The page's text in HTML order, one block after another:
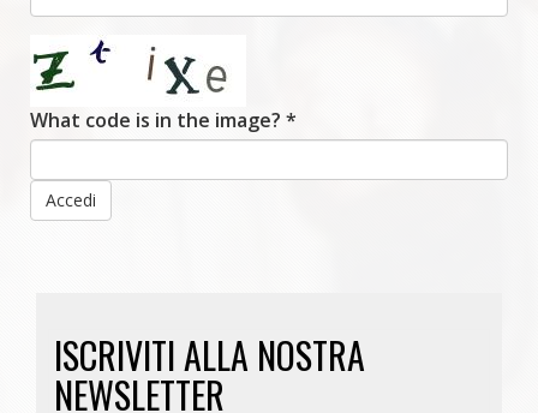
What code is in the image? *
Accedi
ISCRIVITI ALLA NOSTRA
NEWSLETTER